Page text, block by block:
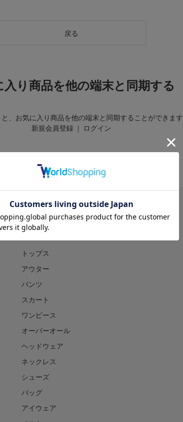
戻る
入り商品を他の端末と同期する
、お気に入り商品を他の端末と同期することができます
新規会員登録 ｜ ログイン
CATEGORY
トップス
アウター
パンツ
スカート
ワンピース
オーバーオール
ヘッドウェア
ネックレス
シューズ
バッグ
アイウェア